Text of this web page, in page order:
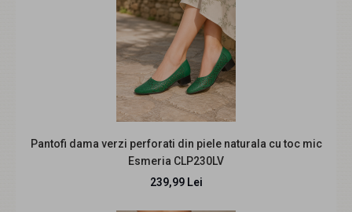
Pantofi dama piele naturala cu platforma, casual -
FOARTE COMOZI - Made in Romania! Inaltimea tocul..
Pantofi dama verzi perforati din piele naturala cu toc mic
Esmeria CLP230LV
239,99 Lei